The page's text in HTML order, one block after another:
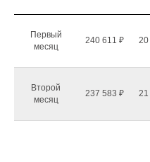
Первый
месяц
240 611 ₽ 20
Второй
месяц
237 583 ₽ 21